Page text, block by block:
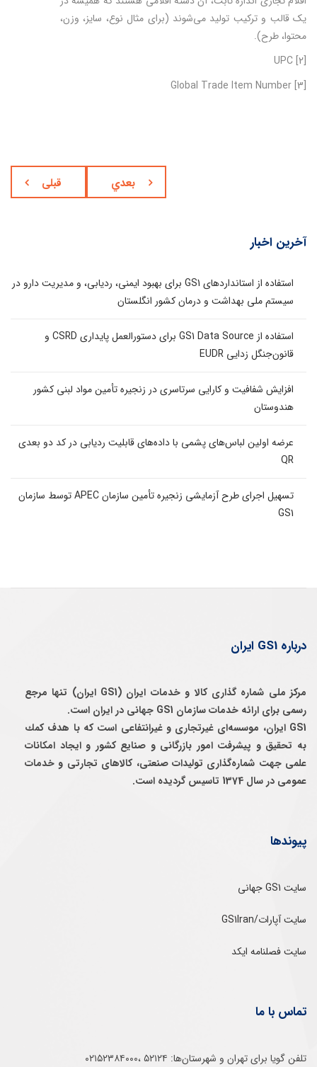
یک قالب و ترکیب تولید می‌شوند (برای مثال نوع، سایز، وزن،
محتوا، طرح).
[2] UPC
[3] Global Trade Item Number
قبلی بعدي
آخرین اخبار
استفاده از استانداردهای GS1 برای بهبود ایمنی، ردیابی، و مدیریت دارو در
سیستم ملی بهداشت و درمان کشور انگلستان
استفاده از GS1 Data Source برای دستورالعمل پایداری CSRD و
قانون‌جنگل زدایی EUDR
افزایش شفافیت و کارایی سرتاسری در زنجیره تأمین مواد لبنی کشور
هندوستان
عرضه اولین لباس‌های پشمی با داده‌های قابلیت ردیابی در کد دو بعدی
QR
تسهیل اجرای طرح آزمایشی زنجیره تأمین سازمان APEC توسط سازمان
GS1
درباره GS1 ایران
مرکز ملی شماره گذاری کالا و خدمات ایران (GS1 ایران) تنها مرجع
رسمی برای ارائه خدمات سازمان GS1 جهانی در ایران است.
GS1 ایران، موسسه‌ای غيرتجاری و غيرانتفاعی است كه با هدف كمك
به تحقيق و پيشرفت امور بازرگانی و صنايع كشور و ايجاد امكانات
علمی جهت شماره‌گذاری توليدات صنعتی، كالاهای تجارتی و خدمات
عمومی در سال 1374 تاسيس گرديده است.
پیوندها
سایت GS1 جهانی
سایت آپارات/GS1Iran
سایت فصلنامه ایکد
تماس با ما
تلفن‌ گویا برای‌ تهران‌‌ و‌ شهرستان‌ها:‌ ۵۲۱۲۴ ،۰۲۱۵۲۳۸۴۰۰۰